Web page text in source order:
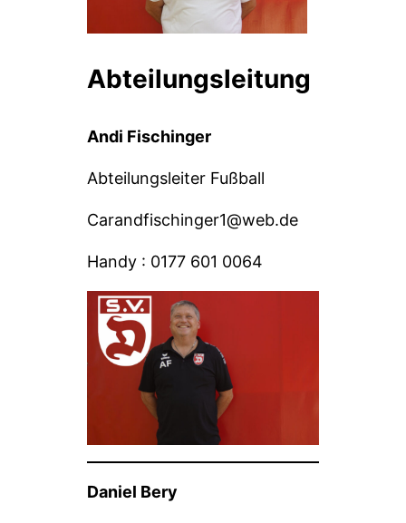
Abteilungsleitung
Andi Fischinger
Abteilungsleiter Fußball
Carandfischinger1@web.de
Handy : 0177 601 0064
Daniel Bery